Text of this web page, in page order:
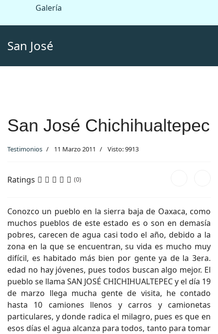
Galería
San José
San José Chichihualtepec
Testimonios 11 Marzo 2011 Visto: 9913
Ratings (0)
Conozco un pueblo en la sierra baja de Oaxaca, como
muchos pueblos de este estado es o son en demasía
pobres, carecen de agua casi todo el año, debido a la
zona en la que se encuentran, su vida es mucho muy
difícil, es habitado más bien por gente ya de la 3era.
edad no hay jóvenes, pues todos buscan algo mejor. El
pueblo se llama SAN JOSÉ CHICHIHUALTEPEC y el día 19
de marzo llega mucha gente de visita, he contado
hasta 10 camiones llenos y carros y camionetas
particulares, y donde radica el milagro, pues es que en
esos días el agua alcanza para todos, tanto para tomar